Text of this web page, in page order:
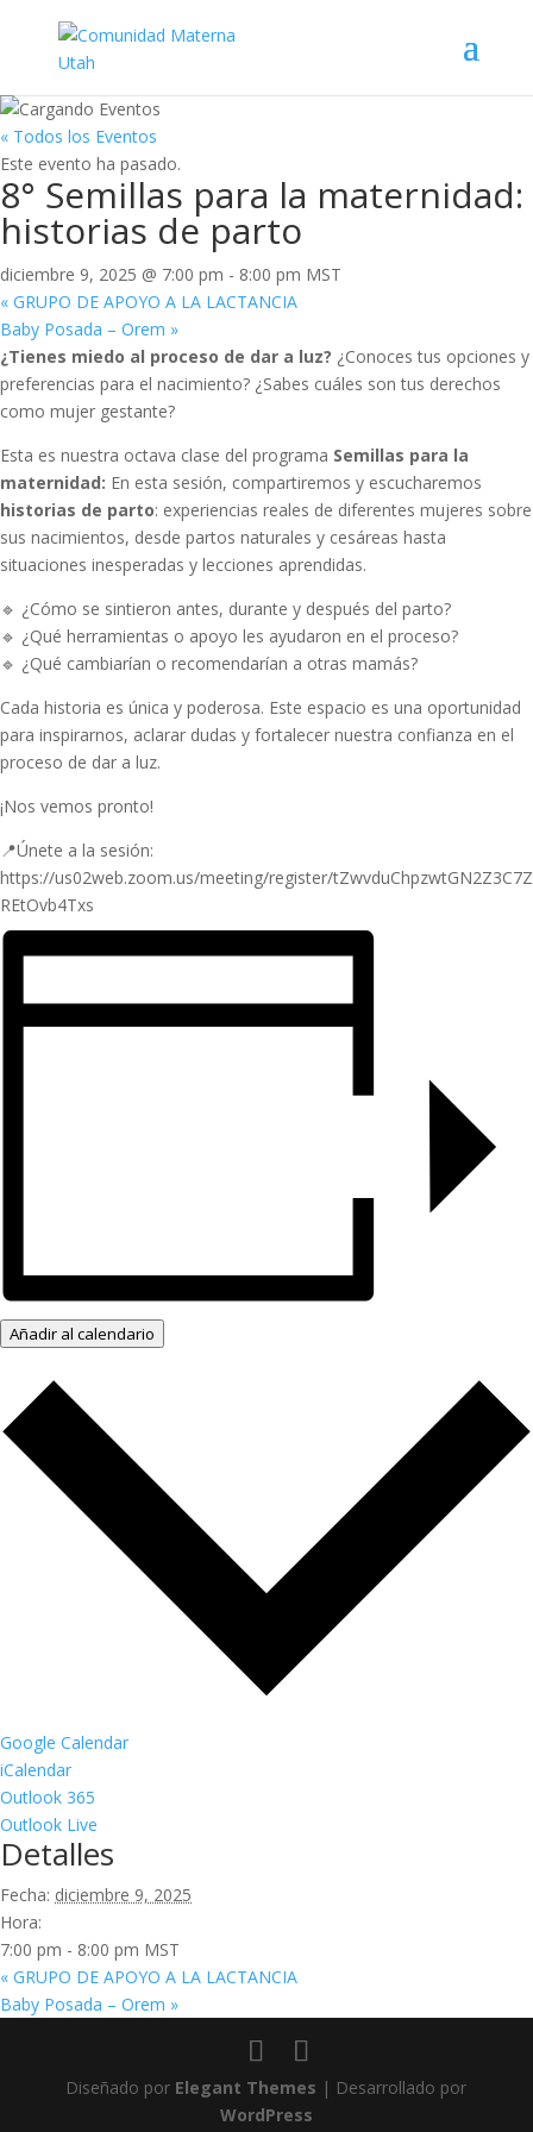
« Todos los Eventos
Este evento ha pasado.
8° Semillas para la maternidad:
historias de parto
diciembre 9, 2025 @ 7:00 pm - 8:00 pm MST
« GRUPO DE APOYO A LA LACTANCIA
Baby Posada – Orem »
¿Tienes miedo al proceso de dar a luz? ¿Conoces tus opciones y
preferencias para el nacimiento? ¿Sabes cuáles son tus derechos
como mujer gestante?
Esta es nuestra octava clase del programa Semillas para la
maternidad: En esta sesión, compartiremos y escucharemos
historias de parto: experiencias reales de diferentes mujeres sobre
sus nacimientos, desde partos naturales y cesáreas hasta
situaciones inesperadas y lecciones aprendidas.
🔹 ¿Cómo se sintieron antes, durante y después del parto?
🔹 ¿Qué herramientas o apoyo les ayudaron en el proceso?
🔹 ¿Qué cambiarían o recomendarían a otras mamás?
Cada historia es única y poderosa. Este espacio es una oportunidad
para inspirarnos, aclarar dudas y fortalecer nuestra confianza en el
proceso de dar a luz.
¡Nos vemos pronto!
📍Únete a la sesión:
https://us02web.zoom.us/meeting/register/
REtOvb4Txs
Añadir al calendario
Google Calendar
iCalendar
Outlook 365
Outlook Live
Detalles
Fecha: diciembre 9, 2025
Hora:
7:00 pm - 8:00 pm MST
« GRUPO DE APOYO A LA LACTANCIA
Baby Posada – Orem »
Diseñado por Elegant Themes | Desarrollado por
WordPress